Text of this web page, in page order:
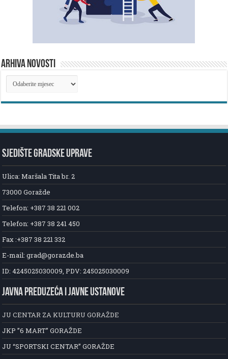
ARHIVA NOVOSTI
ARHIVA
NOVOSTI
SJEDIŠTE GRADSKE UPRAVE
Ulica: Maršala Tita br. 2
73000 Goražde
Telefon: +387 38 221 002
Telefon: +387 38 241 450
Fax :+387 38 221 332
E-mail: grad@gorazde.ba
ID: 4245025030009, PDV: 245025030009
JAVNA PREDUZEĆA I JAVNE USTANOVE
JU CENTAR ZA KULTURU GORAŽDE
JKP ”6 MART” GORAŽDE
JU “SPORTSKI CENTAR” GORAŽDE